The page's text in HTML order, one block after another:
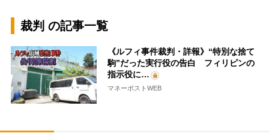
裁判 の記事一覧
《ルフィ事件裁判・詳報》“特別な捨て
駒”だった実行役の告白 フィリピンの
指示役に…
マネーポストWEB